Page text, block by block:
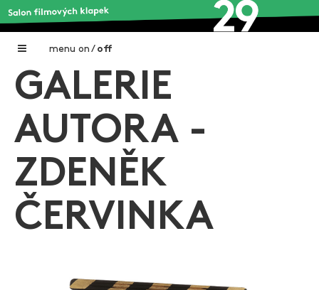
menu on / off
Home
Galerie filmových klapek
Autoři filmových klapek
O projektu
GALERIE
AUTORA -
ZDENĚK
ČERVINKA